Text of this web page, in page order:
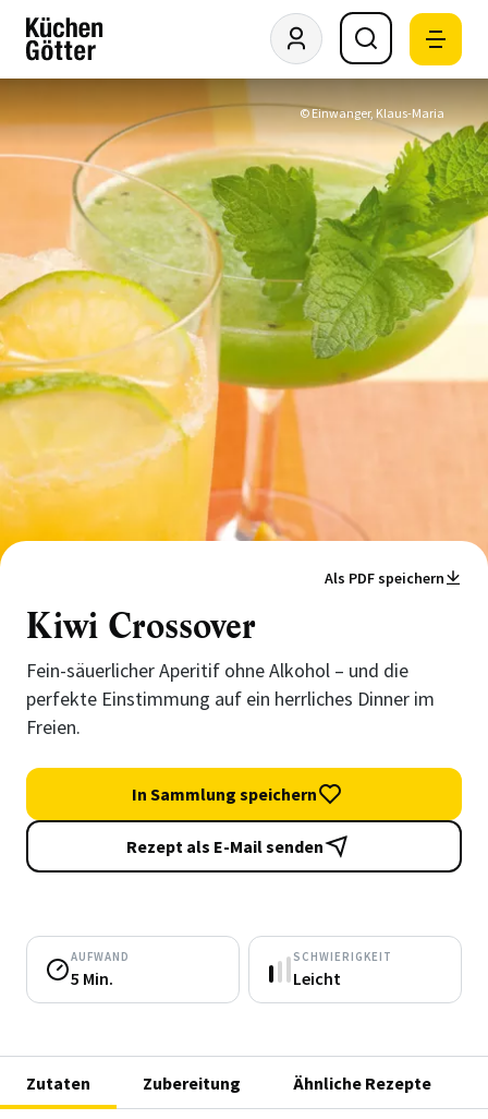
© Einwanger, Klaus-Maria
Als PDF speichern
Kiwi Crossover
Fein-säuerlicher Aperitif ohne Alkohol – und die
perfekte Einstimmung auf ein herrliches Dinner im
Freien.
In Sammlung speichern
Rezept als E-Mail senden
AUFWAND
5 Min.
SCHWIERIGKEIT
Leicht
Zutaten Zubereitung Ähnliche Rezepte